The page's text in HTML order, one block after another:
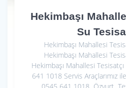
Hekimbaşı
Su
Hekimbaşı Mahallesi
Hekimbaşı Mahallesi
Hekimbaşı Mahallesi
641 1018 Servis Araçlarımız